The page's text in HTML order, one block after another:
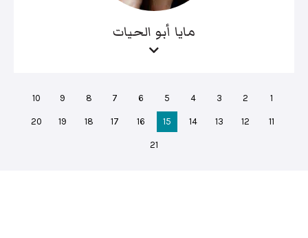
مايا أبو الحيات
1
2
3
4
5
6
7
8
9
10
11
12
13
14
15
16
17
18
19
20
21